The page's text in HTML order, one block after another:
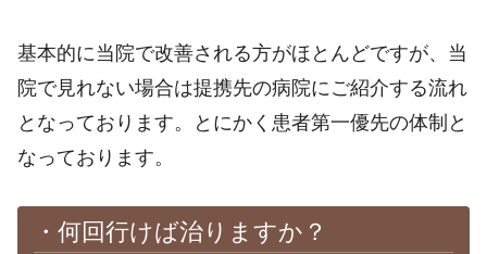
基本的に当院で改善される方がほとんどですが、当
院で見れない場合は提携先の病院にご紹介する流れ
となっております。とにかく患者第一優先の体制と
なっております。
・何回行けば治りますか？